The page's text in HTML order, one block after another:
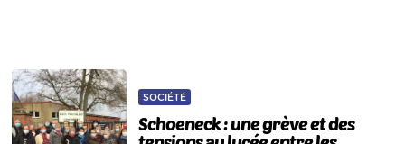
SOCIÉTÉ
Schoeneck : une grève et des